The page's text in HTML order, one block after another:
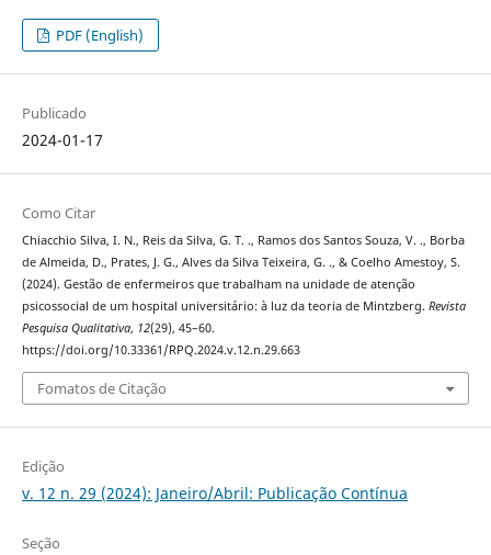
PDF (English)
Publicado
2024-01-17
Como Citar
Chiacchio Silva, I. N., Reis da Silva, G. T. ., Ramos dos Santos Souza, V. ., Borba
de Almeida, D., Prates, J. G., Alves da Silva Teixeira, G. ., & Coelho Amestoy, S.
(2024). Gestão de enfermeiros que trabalham na unidade de atenção
psicossocial de um hospital universitário: à luz da teoria de Mintzberg. Revista
Pesquisa Qualitativa, 12(29), 45–60.
https://doi.org/10.33361/RPQ.2024.v.12.n.29.663
Fomatos de Citação
Edição
v. 12 n. 29 (2024): Janeiro/Abril: Publicação Contínua
Seção